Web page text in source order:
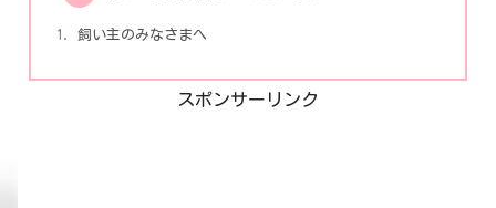
飼い主のみなさまへ
スポンサーリンク